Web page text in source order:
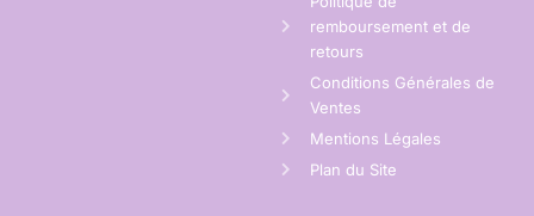
remboursement et de
retours
Conditions Générales de
Ventes
Mentions Légales
Plan du Site